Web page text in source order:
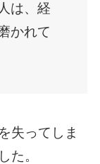
は、経
かれて
失ってしま
た。